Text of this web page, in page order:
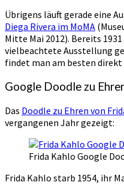
Übrigens läuft gerade eine
Diega Rivera im MoMA
Mitte Mai 2012). Bereits
vielbeachtete Ausstellung
findet man am besten direkt
Google Doodle zu
Das Doodle zu Ehren von
vergangenen Jahr gezeigt:
Frida Kahlo Google
Frida Kahlo starb 1954, ihr